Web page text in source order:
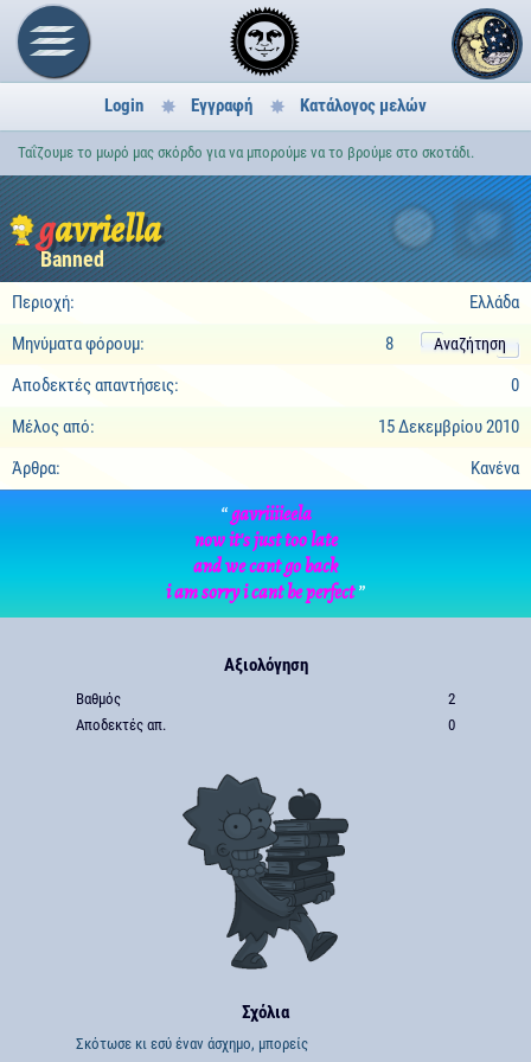
Login Εγγραφή Κατάλογος μελών
Ταΐζουμε το μωρό μας σκόρδο για να μπορούμε να το βρούμε στο σκοτάδι.
gavriella
Banned
2
Περιοχή:
Ελλάδα
Μηνύματα φόρουμ:
8 Αναζήτηση
Αποδεκτές απαντήσεις:
0
Μέλος από:
15 Δεκεμβρίου 2010
Άρθρα:
Κανένα
“ gavriiiieela
now it's just too late
and we cant go back
i am sorry i cant be perfect”
Αξιολόγηση
Βαθμός
2
Αποδεκτές απ.
0
Σχόλια
Σκότωσε κι εσύ έναν άσχημο, μπορείς